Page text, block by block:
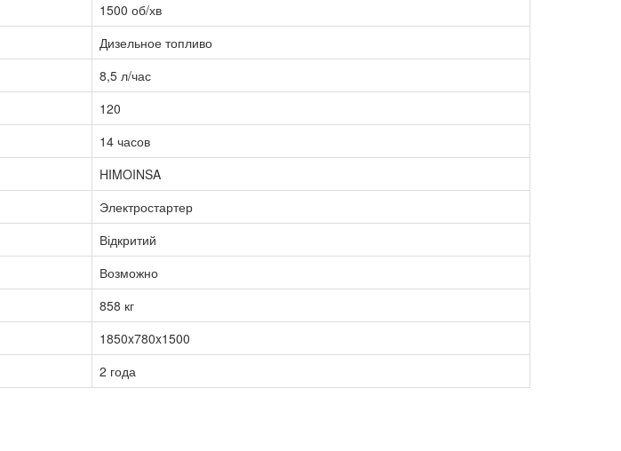
1500 об/хв
Дизельное топливо
8,5 л/час
120
14 часов
HIMOINSA
Электростартер
Відкритий
Возможно
858 кг
1850x780x1500
2 года